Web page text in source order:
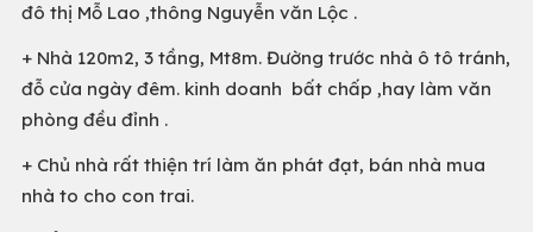
đô thị Mỗ Lao ,thông Nguyễn văn Lộc .
+ Nhà 120m2, 3 tầng, Mt8m. Đường trước nhà ô tô tránh,
đỗ cửa ngày đêm. kinh doanh bất chấp ,hay làm văn
phòng đều đỉnh .
+ Chủ nhà rất thiện trí làm ăn phát đạt, bán nhà mua
nhà to cho con trai.